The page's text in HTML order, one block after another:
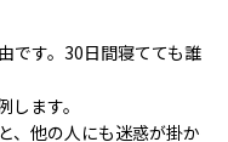
です。30日間寝てても誰
ます。
、他の人にも迷惑が掛か